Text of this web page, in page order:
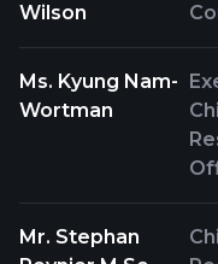
Wilson
Ms. Kyung Nam-
Wortman
Mr. Stephan